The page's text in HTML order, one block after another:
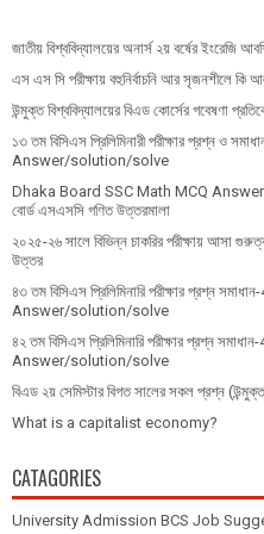
জাতীয় বিশ্ববিদ্যালয়ের অনার্স ২য় বর্ষের ইংরেজি
এস এস সি পরীক্ষায় বহুনির্বাচনি আর সৃজনশীলে কি
উন্মুক্ত বিশ্ববিদ্যালয়ের বিএড কোর্সের গবেষণা
১৩ তম বিসিএস প্রি‌লি‌মিনারী পরীক্ষার প্রশ্ন
Answer/solution/solve
Dhaka Board SSC Math MCQ
বোর্ড এসএসসি গণিত উত্তরমালা
২০২৫-২৬ সালে বিভিন্ন চাকরির পরীক্ষায় আসা
উত্তর
৪৩ তম বিসিএস প্রিলিমিনারি পরীক্ষার প্রশ্ন
Answer/solution/solve
৪২ তম বিসিএস প্রিলিমিনারি পরীক্ষার প্রশ্ন
Answer/solution/solve
বিএড ২য় সেমিস্টার বিগত সালের সকল প্রশ্ন (উন্মুক্ত
What is a capitalist economy?
CATAGORIES
University Admission BCS Job